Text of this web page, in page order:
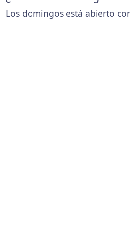
Los domingos está abierto